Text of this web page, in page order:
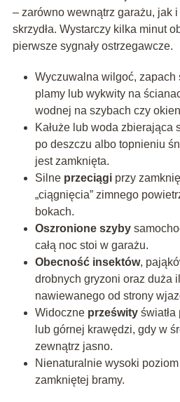
– zarówno wewnątrz garażu, jak
skrzydła. Wystarczy kilka minut
pierwsze sygnały ostrzegawcze.
Wyczuwalna wilgoć, zapach
plamy lub wykwity na
wodnej na szybach czy
Kałuże lub woda zbierająca
po deszczu albo topnieniu
jest zamknięta.
Silne przeciągiprzy
„ciągnięcia” zimnego
bokach.
Oszronione szyby
całą noc stoi w garażu.
Obecność insektów,
drobnych gryzoni oraz duża
nawiewanego od strony
Widoczne prześwityświatła
lub górnej krawędzi, gdy w
zewnątrz jasno.
Nienaturalnie wysoki poziom
zamkniętej bramy.